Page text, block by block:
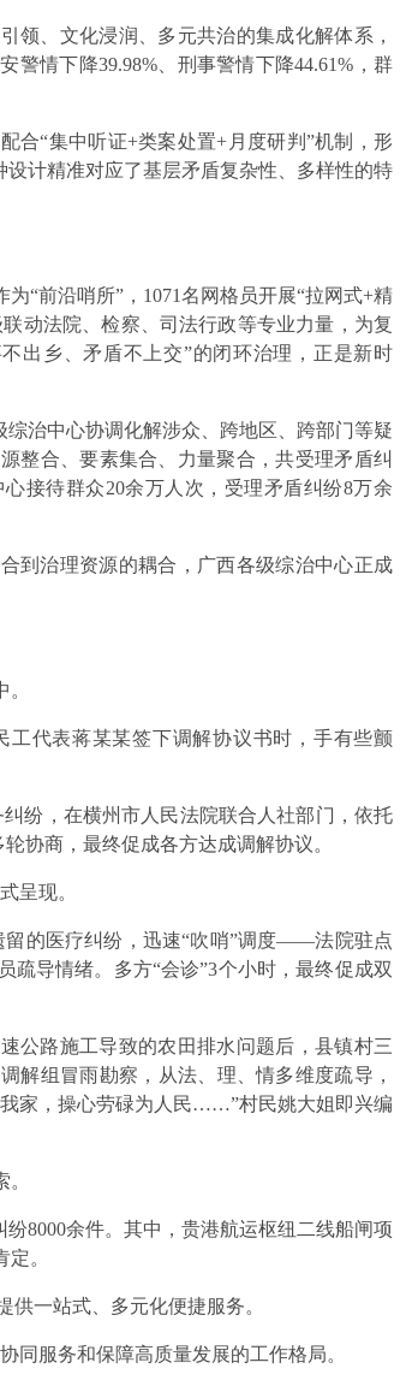
领、文化浸润、多元共治的集成化解体系，
警情下降39.98%、刑事警情下降44.61%，群
合“集中听证+类案处置+月度研判”机制，形
计精准对应了基层矛盾复杂性、多样性的特
“前沿哨所”，1071名网格员开展“拉网式+精
动法院、检察、司法行政等专业力量，为复
出乡、矛盾不上交”的闭环治理，正是新时
治中心协调化解涉众、跨地区、跨部门等疑
整合、要素集合、力量聚合，共受理矛盾纠
接待群众20余万人次，受理矛盾纠纷8万余
到治理资源的耦合，广西各级综治中心正成
工代表蒋某某签下调解协议书时，手有些颤
纷，在横州市人民法院联合人社部门，依托
协商，最终促成各方达成调解协议。
呈现。
留的医疗纠纷，迅速“吹哨”调度——法院驻点
导情绪。多方“会诊”3个小时，最终促成双
公路施工导致的农田排水问题后，县镇村三
解组冒雨勘察，从法、理、情多维度疏导，
家，操心劳碌为人民……”村民姚大姐即兴编
8000余件。其中，贵港航运枢纽二线船闸项
。
供一站式、多元化便捷服务。
同服务和保障高质量发展的工作格局。